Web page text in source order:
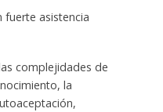
fuerte asistencia
complejidades de
la